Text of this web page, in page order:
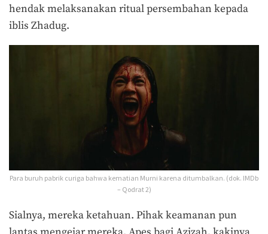
hendak melaksanakan ritual persembahan kepada
iblis Zhadug.
Para buruh pabrik curiga bahwa kematian Murni karena ditumbalkan. (dok. IMDb
– Qodrat 2)
Sialnya, mereka ketahuan. Pihak keamanan pun